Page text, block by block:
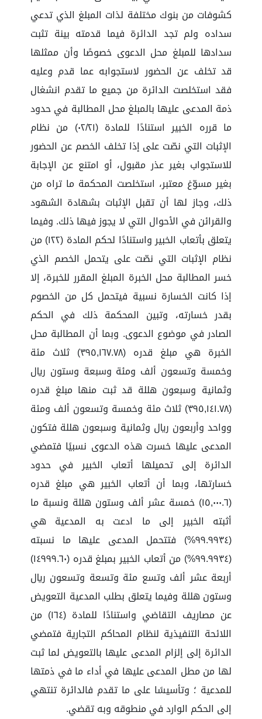
كشوفات من بنوك مختلفة لذات المبلغ الذي تدعي
سداده ولم تجد الدائرة فيما قدمته بينة تثبت
سدادها للمبلغ محل الدعوى خصوصًا وأن ممثلها
قد تخلف عن الحضور لاستجوابه عما قدم وعليه
فقد استخلصت الدائرة من جميع ما تقدم انشغال
ذمة المدعى عليها بالمبلغ محل المطالبة في حدود
ما قرره الخبير استنادًا للمادة (٠٢/٢١) من نظام
الإثبات التي نصّت على إذا تخلف الخصم عن الحضور
للاستجواب بغير عذر مقبول، أو امتنع عن الإجابة
بغير مسوّغ معتبر، استخلصت المحكمة ما تراه من
ذلك، وجاز لها أن تقبل الإثبات بشهادة الشهود
والقرائن في الأحوال التي لا يجوز فيها ذلك. وفيما
يتعلق بأتعاب الخبير واستنادًا لحكم المادة (١٢٢) من
نظام الإثبات التي نصّت على يتحمل الخصم الذي
خسر المطالبة محل الخبرة المبلغ المقرر للخبرة، إلا
إذا كانت الخسارة نسبية فيتحمل كل من الخصوم
بقدر خسارته، وتبين المحكمة ذلك في الحكم
الصادر في موضوع الدعوى. وبما أن المطالبة محل
الخبرة هي مبلغ قدره (٣٩٥,١٦٧.٧٨) ثلاث مئة
وخمسة وتسعون ألف ومئة وسبعة وستون ريال
وثمانية وسبعون هللة قد ثبت منها مبلغ قدره
(٣٩٥,١٤١.٧٨) ثلاث مئة وخمسة وتسعون ألف ومئة
وواحد وأربعون ريال وثمانية وسبعون هللة فتكون
المدعى عليها خسرت هذه الدعوى نسبيًا فتمضي
الدائرة إلى تحميلها أتعاب الخبير في حدود
خسارتها، وبما أن أتعاب الخبير هي مبلغ قدره
(١٥,٠٠٠.٦) خمسة عشر ألف وستون هللة ونسبة ما
أثبته الخبير إلى ما ادعت به المدعية هي
(٩٩.٩٩٣٤%) فتتحمل المدعى عليها ما نسبته
(٩٩.٩٩٣٤%) من أتعاب الخبير بمبلغ قدره (١٤٩٩٩.٦٠)
أربعة عشر ألف وتسع مئة وتسعة وتسعون ريال
وستون هللة وفيما يتعلق بطلب المدعية التعويض
عن مصاريف التقاضي واستنادًا للمادة (١٦٤) من
اللائحة التنفيذية لنظام المحاكم التجارية فتمضي
الدائرة إلى إلزام المدعى عليها بالتعويض لما ثبت
لها من مطل المدعى عليها في أداء ما في ذمتها
للمدعية ؛ وتأسيسًا على ما تقدم فالدائرة تنتهي
إلى الحكم الوارد في منطوقه وبه تقضي.